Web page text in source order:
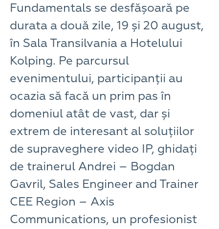
Fundamentals se desfășoară pe
durata a două zile, 19 și 20 august,
în Sala Transilvania a Hotelului
Kolping. Pe parcursul
evenimentului, participanții au
ocazia să facă un prim pas în
domeniul atât de vast, dar și
extrem de interesant al soluțiilor
de supraveghere video IP, ghidați
de trainerul Andrei – Bogdan
Gavril, Sales Engineer and Trainer
CEE Region – Axis
Communications, un profesionist